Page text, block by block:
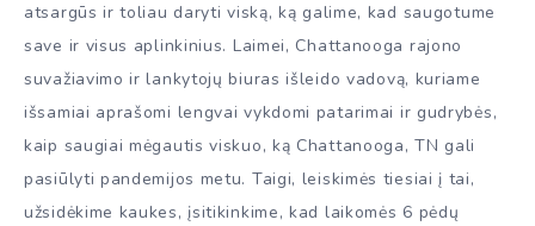
atsargūs ir toliau daryti viską, ką galime, kad saugotume
save ir visus aplinkinius. Laimei, Chattanooga rajono
suvažiavimo ir lankytojų biuras išleido vadovą, kuriame
išsamiai aprašomi lengvai vykdomi patarimai ir gudrybės,
kaip saugiai mėgautis viskuo, ką Chattanooga, TN gali
pasiūlyti pandemijos metu. Taigi, leiskimės tiesiai į tai,
užsidėkime kaukes, įsitikinkime, kad laikomės 6 pėdų